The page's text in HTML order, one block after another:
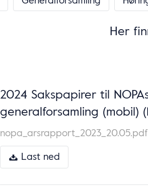
Her
2024 Sakspapirer til
generalforsamling (mobil)
nopa_arsrapport_2023_20.05.pdf
Last ned